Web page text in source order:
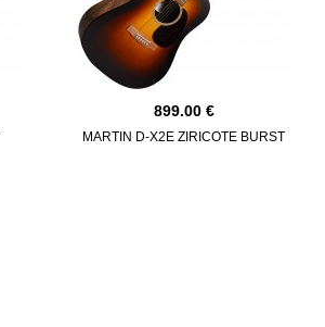
899.00
MARTIN D-X2E ZIRICOTE BURST